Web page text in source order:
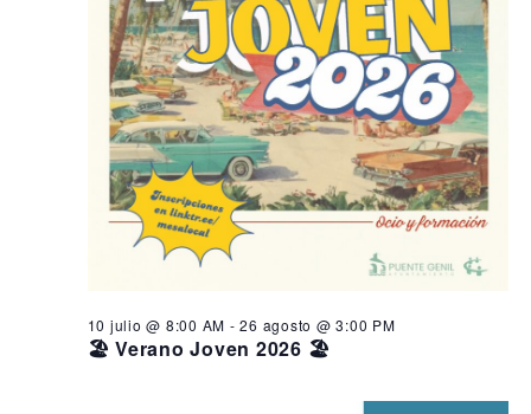
🏖️ Verano Joven 2026 🏖️
10 julio @ 8:00 AM -26 agosto @ 3:00 PM